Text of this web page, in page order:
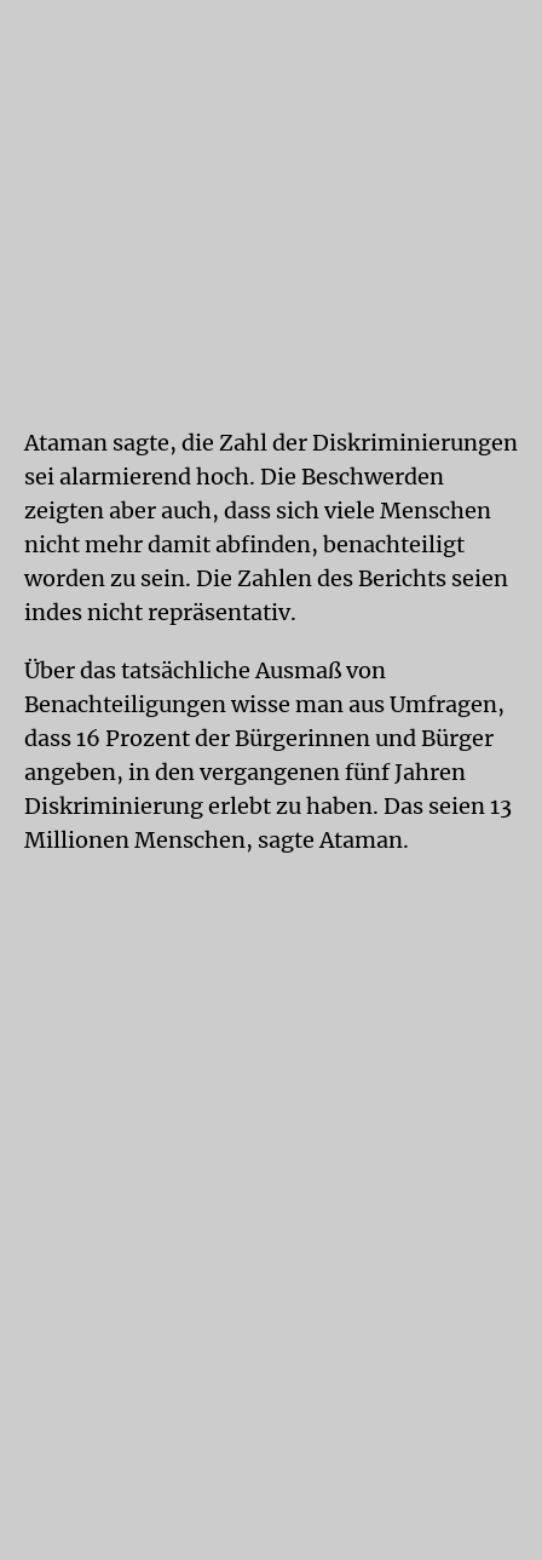
Ataman sagte, die Zahl der Diskriminierungen
sei alarmierend hoch. Die Beschwerden
zeigten aber auch, dass sich viele Menschen
nicht mehr damit abfinden, benachteiligt
worden zu sein. Die Zahlen des Berichts seien
indes nicht repräsentativ.
Über das tatsächliche Ausmaß von
Benachteiligungen wisse man aus Umfragen,
dass 16 Prozent der Bürgerinnen und Bürger
angeben, in den vergangenen fünf Jahren
Diskriminierung erlebt zu haben. Das seien 13
Millionen Menschen, sagte Ataman.